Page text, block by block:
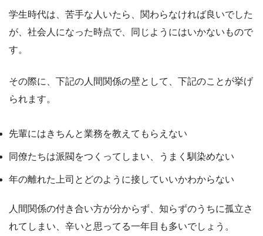
学生時代は、苦手な人いたら、関わらなければ良いでした
が、社会人になった時点で、同じようにはいかないもので
す。
その際に、下記の人間関係の壁として、下記のことが挙げ
られます。
先輩にはきちんと業務を教えてもらえない
同僚たちは派閥をつくってしまい、うまく馴染めない
年の離れた上司とどのように接していいかわからない
人間関係の付き合い方が分からず、知らずのうちに孤立さ
れてしまい、辛いと思ってる一年目も多いでしょう。